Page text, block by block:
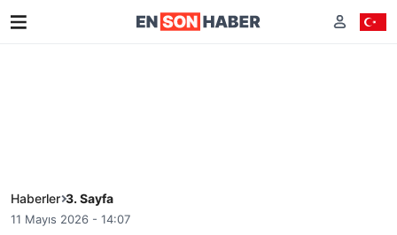
Haberler 3. Sayfa
11 Mayıs 2026 - 14:07